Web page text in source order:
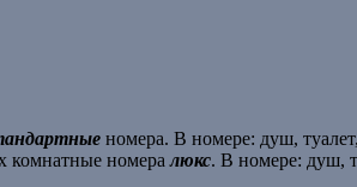
номера. В номере: душ,
комнатные номералюкс. В номере: душ,